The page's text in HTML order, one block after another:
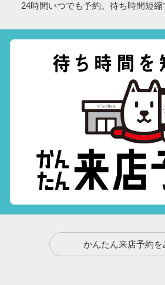
24時間いつでも予約。待ち時間短縮
かんたん来店予約を